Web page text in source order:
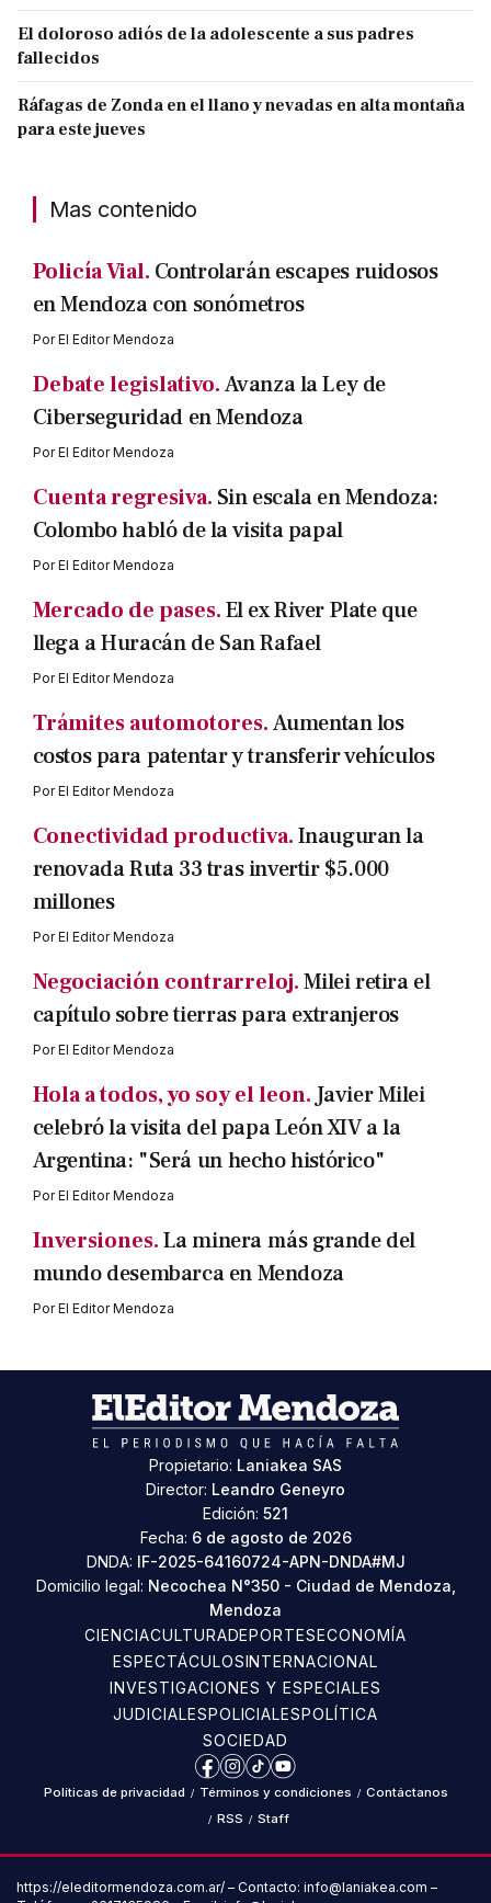
El doloroso adiós de la adolescente a sus padres
fallecidos
Ráfagas de Zonda en el llano y nevadas en alta montaña
para este jueves
Mas contenido
Policía Vial. Controlarán escapes ruidosos
en Mendoza con sonómetros
PorEl Editor Mendoza
Debate legislativo.Avanza la Ley de
Ciberseguridad en Mendoza
PorEl Editor Mendoza
Cuenta regresiva. Sin escala en Mendoza:
Colombo habló de la visita papal
PorEl Editor Mendoza
Mercado de pases.El ex River Plate que
llega a Huracán de San Rafael
PorEl Editor Mendoza
Trámites automotores.Aumentan los
costos para patentar y transferir vehículos
PorEl Editor Mendoza
Conectividad productiva.Inauguran la
renovada Ruta 33 tras invertir $5.000
millones
PorEl Editor Mendoza
Negociación contrarreloj.Milei retira el
capítulo sobre tierras para extranjeros
PorEl Editor Mendoza
Hola a todos, yo soy el leon.Javier Milei
celebró la visita del papa León XIV a la
Argentina: "Será un hecho histórico"
PorEl Editor Mendoza
Inversiones.La minera más grande del
mundo desembarca en Mendoza
PorEl Editor Mendoza
Propietario: Laniakea SAS
Director: Leandro Geneyro
Edición: 521
Fecha: 6 de agosto de 2026
DNDA: IF-2025-64160724-APN-DNDA#MJ
Domicilio legal: Necochea N°350 - Ciudad de Mendoza,
Mendoza
CIENCIACULTURADEPORTESECONOMÍA
ESPECTÁCULOSINTERNACIONAL
INVESTIGACIONES Y ESPECIALES
JUDICIALESPOLICIALESPOLÍTICA
SOCIEDAD
Facebook
Instagram
TikTokYouTube
Políticas de privacidad / Términos y condiciones / Contáctanos
/ RSS / Staff
https://eleditormendoza.com.ar/ – Contacto: info@laniakea.com –